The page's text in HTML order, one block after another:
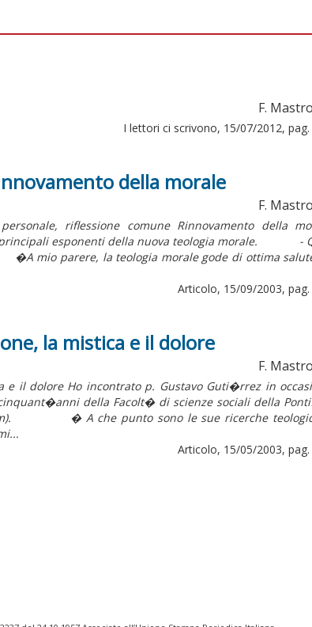
F.
I lettori ci scrivono, 15/07/2012, pag.
della morale
F.
riflessione comune Rinnovamento della
i principali esponenti della nuova teologia morale. -
mio parere, la teologia morale gode di ottima
Articolo, 15/09/2003, pag.
la mistica e il dolore
F.
e il dolore Ho incontrato p. Gustavo Guti�rrez in
della Facolt� di scienze sociali della
� A che punto sono le sue ricerche
Articolo, 15/05/2003, pag.